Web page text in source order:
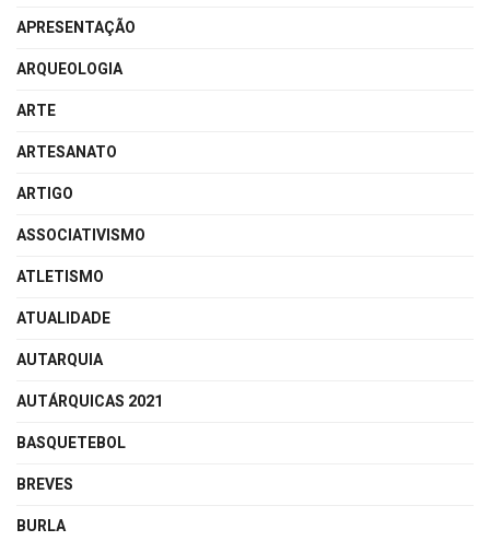
APRESENTAÇÃO
ARQUEOLOGIA
ARTE
ARTESANATO
ARTIGO
ASSOCIATIVISMO
ATLETISMO
ATUALIDADE
AUTARQUIA
AUTÁRQUICAS 2021
BASQUETEBOL
BREVES
BURLA